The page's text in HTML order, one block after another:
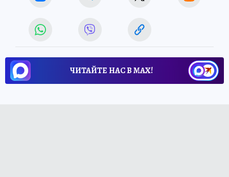
ЧИТАЙТЕ НАС В МАХ!